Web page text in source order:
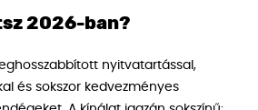
2026-ban?
nyitvatartással,
és sokszor kedvezményes